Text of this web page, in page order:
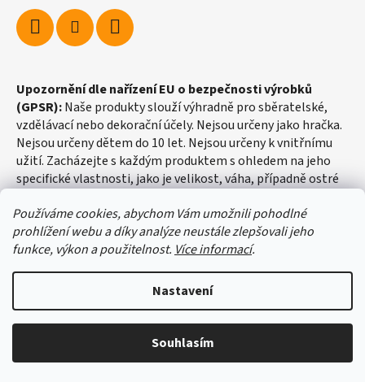
Používáme cookies, abychom Vám umožnili pohodlné
prohlížení webu a díky analýze neustále zlepšovali jeho
funkce, výkon a použitelnost. Více informací.
Nastavení
Souhlasím
Upozornění dle nařízení EU o bezpečnosti výrobků
(GPSR):Naše produkty slouží výhradně pro sběratelské,
vzdělávací nebo dekorační účely. Nejsou určeny jako hračka.
Nejsou určeny dětem do 10 let. Nejsou určeny k vnitřnímu
užití. Zacházejte s každým produktem s ohledem na jeho
specifické vlastnosti, jako je velikost, váha, případně ostré
Vytvořil Shoptet
fosilie-shop.cz. Všechna práva vyhrazena.
Upravit nastavení cookies